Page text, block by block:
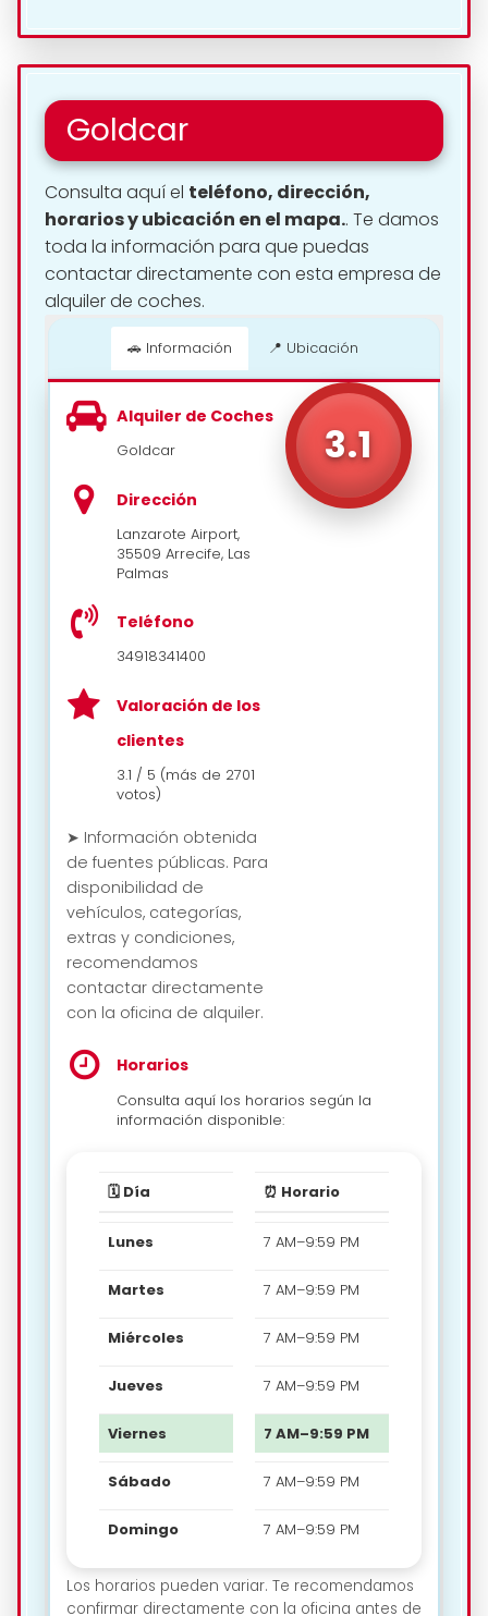
📍 Cómo llegar
Goldcar
Consulta aquí el teléfono, dirección,
horarios y ubicación en el mapa.. Te damos
toda la información para que puedas
contactar directamente con esta empresa de
alquiler de coches.
🚗 Información 📍 Ubicación
3.1
Alquiler de Coches
Goldcar
Dirección
Lanzarote Airport,
35509 Arrecife, Las
Palmas
Teléfono
34918341400
Valoración de los
clientes
3.1 / 5 (más de 2701
votos)
➤ Información obtenida
de fuentes públicas. Para
disponibilidad de
vehículos, categorías,
extras y condiciones,
recomendamos
contactar directamente
con la oficina de alquiler.
Horarios
Consulta aquí los horarios según la
información disponible:
🗓️ Día ⏰ Horario
Lunes 7 AM–9:59 PM
Martes 7 AM–9:59 PM
Miércoles 7 AM–9:59 PM
Jueves 7 AM–9:59 PM
Viernes 7 AM–9:59 PM
Sábado 7 AM–9:59 PM
Domingo 7 AM–9:59 PM
Los horarios pueden variar. Te recomendamos
confirmar directamente con la oficina antes de